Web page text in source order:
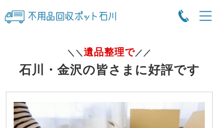
＼＼ 遺品整理で／／
石川・金沢の皆さまに好評です